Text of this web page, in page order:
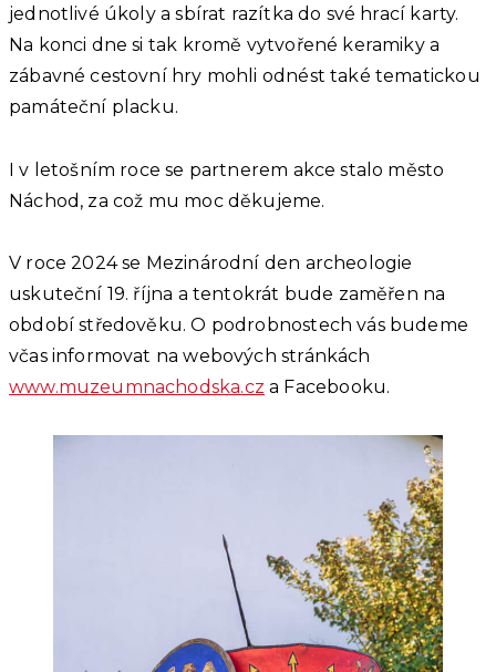
jednotlivé úkoly a sbírat razítka do své hrací karty.
Na konci dne si tak kromě vytvořené keramiky a
zábavné cestovní hry mohli odnést také tematickou
památeční placku.
I v letošním roce se partnerem akce stalo město
Náchod, za což mu moc děkujeme.
V roce 2024 se Mezinárodní den archeologie
uskuteční 19. října a tentokrát bude zaměřen na
období středověku. O podrobnostech vás budeme
včas informovat na webových stránkách
www.muzeumnachodska.cz a Facebooku.